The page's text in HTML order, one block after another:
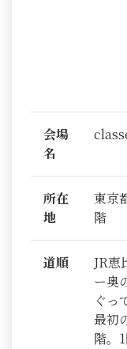
会場
名
所在
地
東京
階
道順
JR恵
ー奥
ぐっ
最初
階。